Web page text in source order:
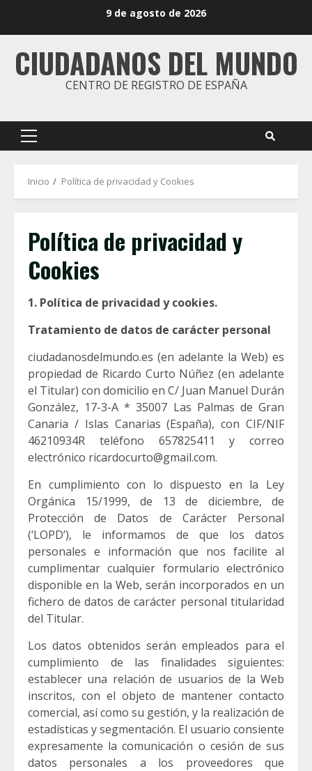
9 de agosto de 2026
CIUDADANOS DEL MUNDO
CENTRO DE REGISTRO DE ESPAÑA
Menú
Inicio Política de privacidad y Cookies
Política de privacidad y
Cookies
1. Política de privacidad y cookies.
Tratamiento de datos de carácter personal
ciudadanosdelmundo.es (en adelante la Web) es
propiedad de Ricardo Curto Núñez (en adelante
el Titular) con domicilio en C/ Juan Manuel Durán
González, 17-3-A * 35007 Las Palmas de Gran
Canaria / Islas Canarias (España), con CIF/NIF
46210934R teléfono 657825411 y correo
electrónico ricardocurto@gmail.com.
En cumplimiento con lo dispuesto en la Ley
Orgánica 15/1999, de 13 de diciembre, de
Protección de Datos de Carácter Personal
(‘LOPD’), le informamos de que los datos
personales e información que nos facilite al
cumplimentar cualquier formulario electrónico
disponible en la Web, serán incorporados en un
fichero de datos de carácter personal titularidad
del Titular.
Los datos obtenidos serán empleados para el
cumplimiento de las finalidades siguientes:
establecer una relación de usuarios de la Web
inscritos, con el objeto de mantener contacto
comercial, así como su gestión, y la realización de
estadísticas y segmentación. El usuario consiente
expresamente la comunicación o cesión de sus
datos personales a los proveedores que